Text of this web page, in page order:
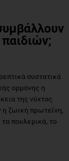
συστατικά
ορμόνης η
της νύχτας
η ζωική πρωτεΐνη,
πουλερικά, το